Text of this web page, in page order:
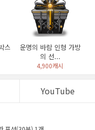
스
운명의 바람 인형 가방
의 선...
4,900캐시
YouTube